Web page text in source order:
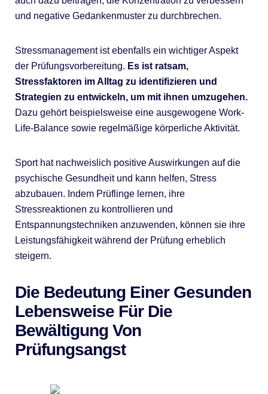
und negative Gedankenmuster zu durchbrechen.
Stressmanagement ist ebenfalls ein wichtiger Aspekt
der Prüfungsvorbereitung. Es ist ratsam,
Stressfaktoren im Alltag zu identifizieren und
Strategien zu entwickeln, um mit ihnen umzugehen.
Dazu gehört beispielsweise eine ausgewogene Work-
Life-Balance sowie regelmäßige körperliche Aktivität.
Sport hat nachweislich positive Auswirkungen auf die
psychische Gesundheit und kann helfen, Stress
abzubauen. Indem Prüflinge lernen, ihre
Stressreaktionen zu kontrollieren und
Entspannungstechniken anzuwenden, können sie ihre
Leistungsfähigkeit während der Prüfung erheblich
steigern.
Die Bedeutung Einer Gesunden
Lebensweise Für Die
Bewältigung Von
Prüfungsangst